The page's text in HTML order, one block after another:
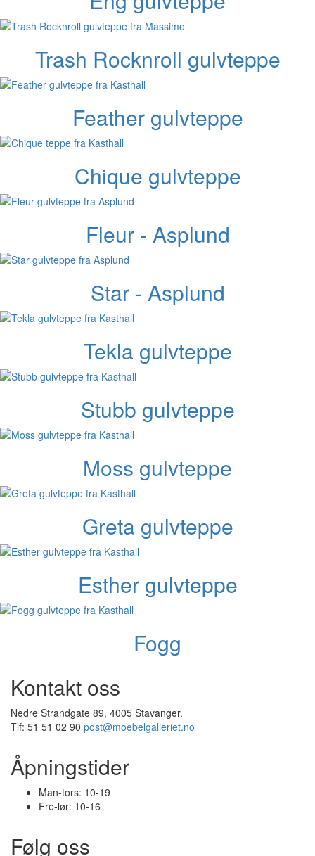
Trash Rocknroll gulvteppe
Feather gulvteppe
Chique gulvteppe
Fleur - Asplund
Star - Asplund
Tekla gulvteppe
Stubb gulvteppe
Moss gulvteppe
Greta gulvteppe
Esther gulvteppe
Fogg
Kontakt oss
Nedre Strandgate 89, 4005 Stavanger.
Tlf: 51 51 02 90 post@moebelgalleriet.no
Åpningstider
Man-tors: 10-19
Fre-lør: 10-16
Følg oss